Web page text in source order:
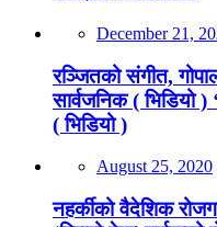
December 21,
रञ्जितको संगीत,
सार्वजनिक ( भिडियो
( भिडियो )
August 25, 2020
नहर्कीको वैदेशिक